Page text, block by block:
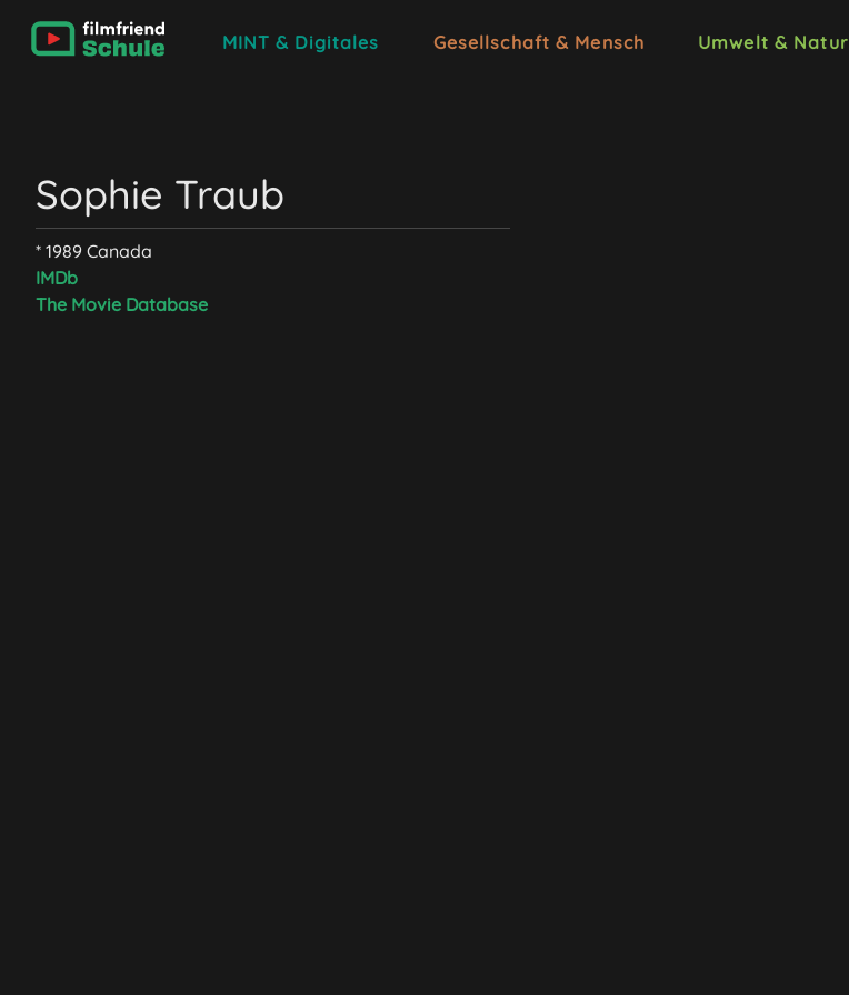
MINT & Digitales Gesellschaft & Mensch Umwelt & Natur
Sophie Traub
* 1989 Canada
IMDb
The Movie Database